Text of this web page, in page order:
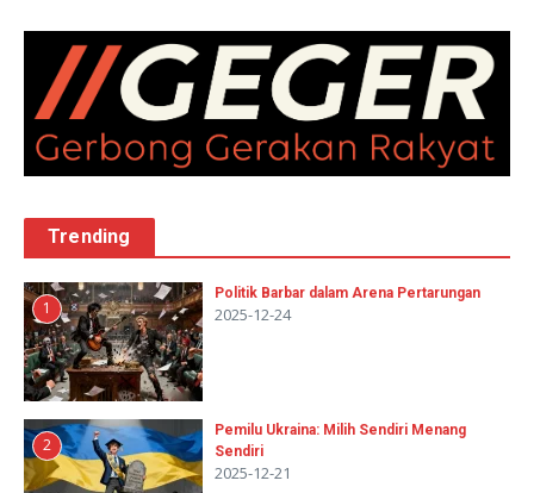
Trending
1
Politik Barbar dalam Arena Pertarungan
2025-12-24
2
Pemilu Ukraina: Milih Sendiri Menang
Sendiri
2025-12-21